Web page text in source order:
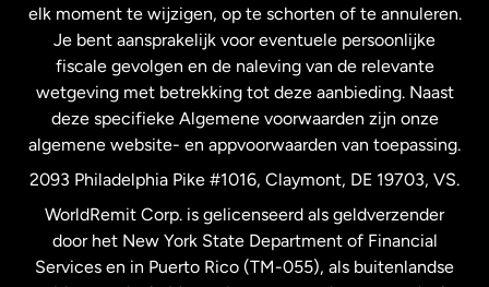
Spanje
Verenigd Koninkrijk
Verenigde Staten English
Verenigde Staten Español
elk moment te wijzigen, op te schorten of te annuleren.
Je bent aansprakelijk voor eventuele persoonlijke
fiscale gevolgen en de naleving van de relevante
wetgeving met betrekking tot deze aanbieding. Naast
deze specifieke Algemene voorwaarden zijn onze
algemene website- en appvoorwaarden van toepassing.
2093 Philadelphia Pike #1016, Claymont, DE 19703, VS.
WorldRemit Corp. is gelicenseerd als geldverzender
door het New York State Department of Financial
Services en in Puerto Rico (TM-055), als buitenlandse